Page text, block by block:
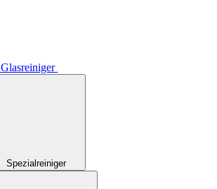
Glasreiniger
Spezialreiniger